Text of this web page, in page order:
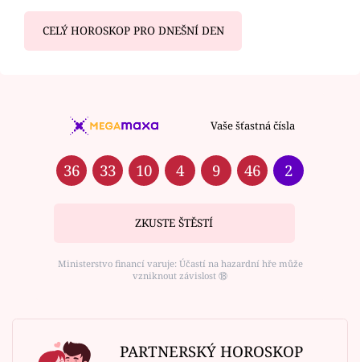
CELÝ HOROSKOP PRO DNEŠNÍ DEN
Vaše šťastná čísla
36 33 10 4 9 46 2
ZKUSTE ŠTĚSTÍ
Ministerstvo financí varuje: Účastí na hazardní hře může
vzniknout závislost ⑱
PARTNERSKÝ HOROSKOP